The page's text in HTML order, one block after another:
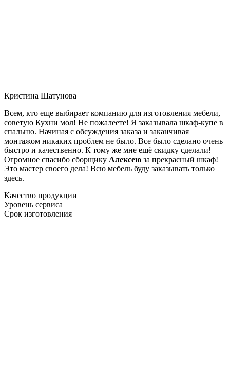
Кристина Шатунова
Всем, кто еще выбирает компанию для изготовления мебели,
советую Кухни мол! Не пожалеете! Я заказывала шкаф-купе в
спальню. Начиная с обсуждения заказа и заканчивая
монтажом никаких проблем не было. Все было сделано очень
быстро и качественно. К тому же мне ещё скидку сделали!
Огромное спасибо сборщику Алексею за прекрасный шкаф!
Это мастер своего дела! Всю мебель буду заказывать только
здесь.
Качество продукции
Уровень сервиса
Срок изготовления